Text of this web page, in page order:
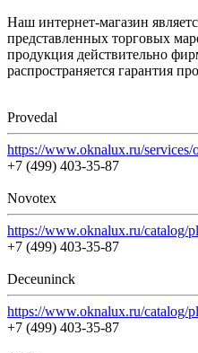
Наш интернет-магазин
представленных торговых
продукция действительно
распространяется гарантия
Provedal
https://www.oknalux.ru/
+7 (499) 403-35-87
Novotex
https://www.oknalux.ru/catalog/
+7 (499) 403-35-87
Deceuninck
https://www.oknalux.ru/catalog/
+7 (499) 403-35-87